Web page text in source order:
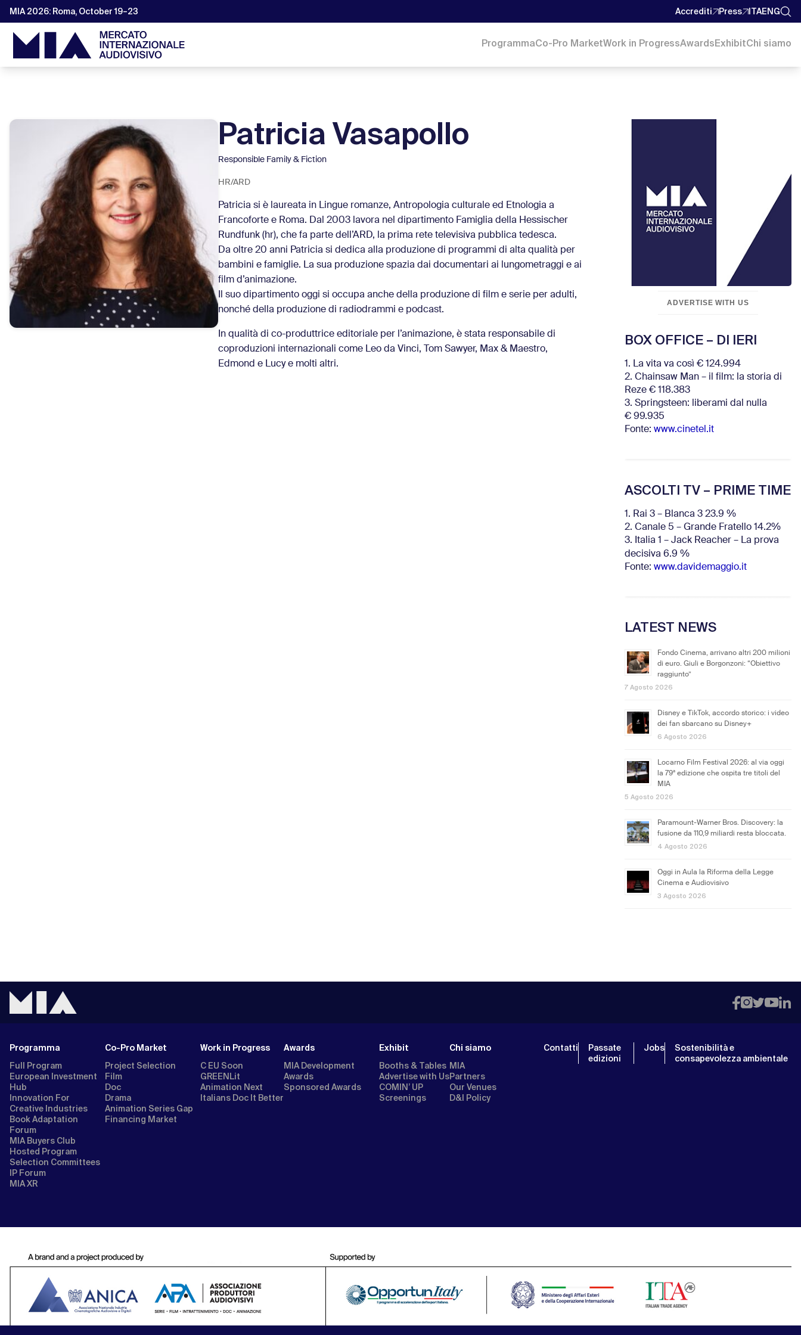
MIA 2026: Roma, October 19–23 Accrediti Press ITAENG
ProgrammaCo-Pro MarketWork in ProgressAwardsExhibitChi siamo
Patricia Vasapollo
Responsible Family & Fiction
HR/ARD
Patricia si è laureata in Lingue romanze, Antropologia culturale ed Etnologia a
Francoforte e Roma. Dal 2003 lavora nel dipartimento Famiglia della Hessischer
Rundfunk (hr), che fa parte dell’ARD, la prima rete televisiva pubblica tedesca.
Da oltre 20 anni Patricia si dedica alla produzione di programmi di alta qualità per
bambini e famiglie. La sua produzione spazia dai documentari ai lungometraggi e ai
film d’animazione.
Il suo dipartimento oggi si occupa anche della produzione di film e serie per adulti,
nonché della produzione di radiodrammi e podcast.
In qualità di co-produttrice editoriale per l’animazione, è stata responsabile di
coproduzioni internazionali come Leo da Vinci, Tom Sawyer, Max & Maestro,
Edmond e Lucy e molti altri.
ADVERTISE WITH US
BOX OFFICE – DI IERI
1. La vita va così € 124.994
2. Chainsaw Man – il film: la storia di
Reze € 118.383
3. Springsteen: liberami dal nulla
€ 99.935
Fonte: www.cinetel.it
ASCOLTI TV – PRIME TIME
1. Rai 3 – Blanca 3 23.9 %
2. Canale 5 – Grande Fratello 14.2%
3. Italia 1 – Jack Reacher – La prova
decisiva 6.9 %
Fonte: www.davidemaggio.it
LATEST NEWS
Fondo Cinema, arrivano altri 200 milioni
di euro. Giuli e Borgonzoni: “Obiettivo
raggiunto”
7 Agosto 2026
Disney e TikTok, accordo storico: i video
dei fan sbarcano su Disney+
6 Agosto 2026
Locarno Film Festival 2026: al via oggi
la 79ª edizione che ospita tre titoli del
MIA
5 Agosto 2026
Paramount-Warner Bros. Discovery: la
fusione da 110,9 miliardi resta bloccata.
4 Agosto 2026
Oggi in Aula la Riforma della Legge
Cinema e Audiovisivo
3 Agosto 2026
Programma
Full Program
European Investment
Hub
Innovation For
Creative Industries
Book Adaptation
Forum
MIA Buyers Club
Hosted Program
Selection Committees
IP Forum
MIA XR
Co-Pro Market
Project Selection
Film
Doc
Drama
Animation Series Gap
Financing Market
Work in Progress
C EU Soon
GREENLit
Animation Next
Italians Doc It Better
Awards
MIA Development
Awards
Sponsored Awards
Exhibit
Booths & Tables
Advertise with Us
COMIN’ UP
Screenings
Chi siamo
MIA
Partners
Our Venues
D&I Policy
Contatti
Passate
edizioni
Jobs
Sostenibilità e
consapevolezza ambientale